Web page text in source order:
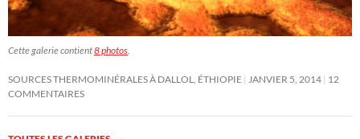
Cette galerie contient8 photos
SOURCES THERMOMINÉRALES À DALLOL, ÉTHIOPIE JANVIER 5, 2014 12
COMMENTAIRES